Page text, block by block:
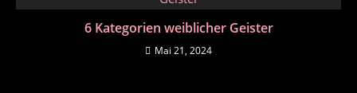
6 Kategorien weiblicher Geister
Mai 21, 2024